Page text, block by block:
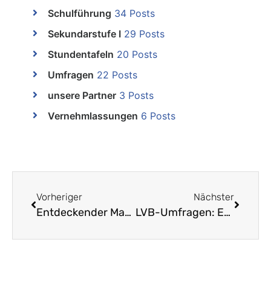
Schulführung 34 Posts
Sekundarstufe I 29 Posts
Stundentafeln 20 Posts
Umfragen 22 Posts
unsere Partner 3 Posts
Vernehmlassungen 6 Posts
Vorheriger
Entdeckender Mathematikunterricht an der Volksschule
Nächster
LVB-Umfragen: Ergebnisse und Resultate